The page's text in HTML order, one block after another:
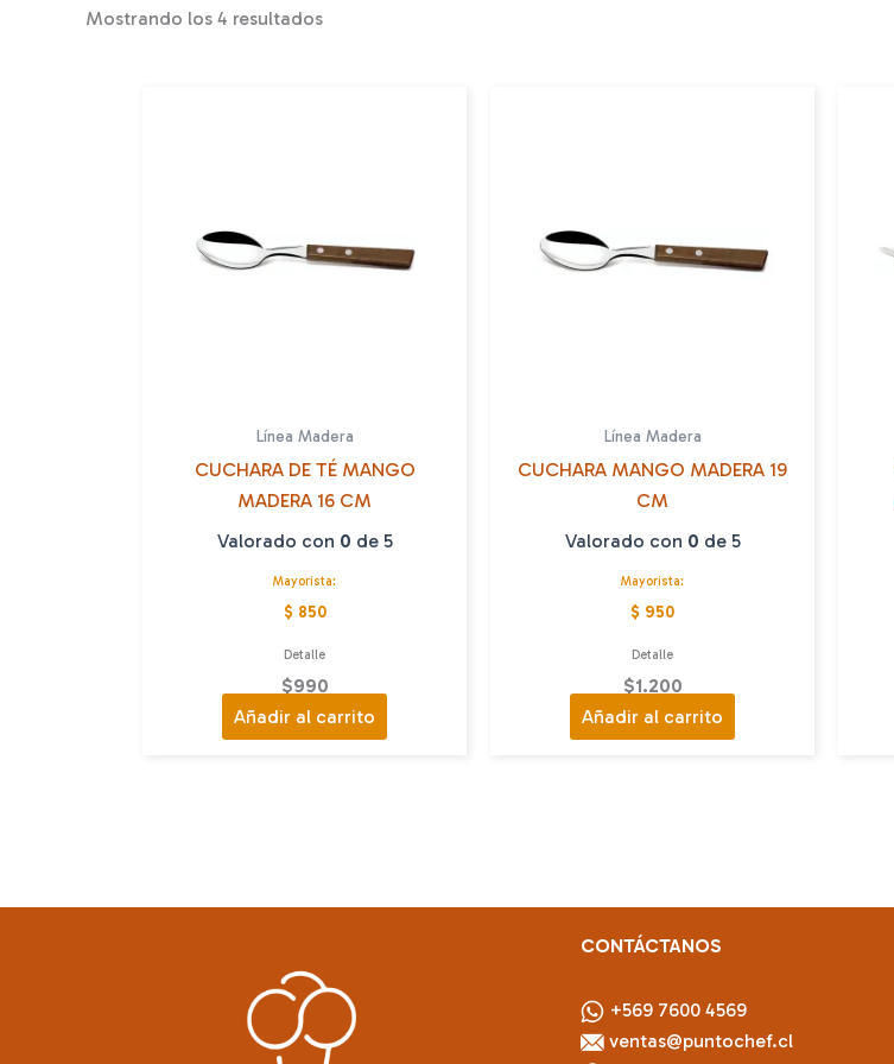
Mostrando los 4 resultados
Línea Madera
CUCHARA DE TÉ MANGO
MADERA 16 CM
Valorado con 0 de 5
Mayorista:
$ 850
Detalle
$990
Añadir al carrito
Línea Madera
CUCHARA MANGO MADERA 19
CM
Valorado con 0 de 5
Mayorista:
$ 950
Detalle
$1.200
Añadir al carrito
CONTÁCTANOS
+569 7600 4569
ventas@puntochef.cl